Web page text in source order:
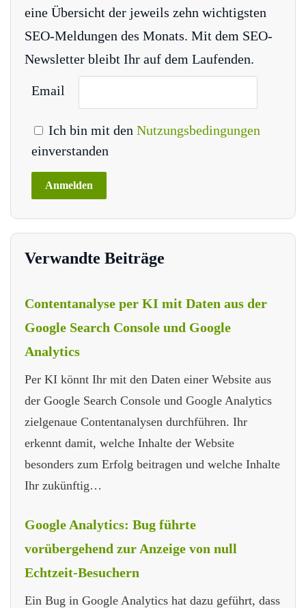
eine Übersicht der jeweils zehn wichtigsten
SEO-Meldungen des Monats. Mit dem SEO-
Newsletter bleibt Ihr auf dem Laufenden.
Email
Ich bin mit den Nutzungsbedingungen
einverstanden
Verwandte Beiträge
Contentanalyse per KI mit Daten aus der
Google Search Console und Google
Analytics
Per KI könnt Ihr mit den Daten einer Website aus
der Google Search Console und Google Analytics
zielgenaue Contentanalysen durchführen. Ihr
erkennt damit, welche Inhalte der Website
besonders zum Erfolg beitragen und welche Inhalte
Ihr zukünftig…
Google Analytics: Bug führte
vorübergehend zur Anzeige von null
Echtzeit-Besuchern
Ein Bug in Google Analytics hat dazu geführt, dass